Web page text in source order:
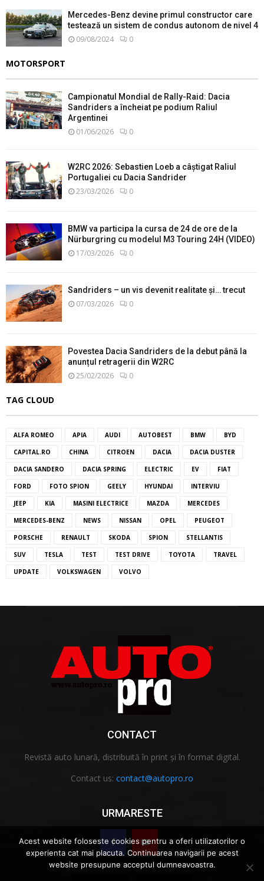
Mercedes-Benz devine primul constructor care
testează un sistem de condus autonom de nivel 4
09/08/2024 0
MOTORSPORT
Campionatul Mondial de Rally-Raid: Dacia
Sandriders a încheiat pe podium Raliul
Argentinei
01/06/2026 0
W2RC 2026: Sebastien Loeb a câștigat Raliul
Portugaliei cu Dacia Sandrider
23/03/2026 0
BMW va participa la cursa de 24 de ore de la
Nürburgring cu modelul M3 Touring 24H (VIDEO)
17/03/2026 0
Sandriders – un vis devenit realitate și… trecut
07/03/2026 0
Povestea Dacia Sandriders de la debut până la
anunțul retragerii din W2RC
25/02/2026 0
TAG CLOUD
ALFA ROMEO APIA AUDI AUTOBEST BMW BYD
CAPITAL.RO CHINA CITROEN DACIA DACIA DUSTER
DACIA SANDERO DACIA SPRING ELECTRIC EV FIAT
FORD FOTO SPION GEELY HYUNDAI INTERVIU
JEEP KIA MASINI ELECTRICE MAZDA MERCEDES
MERCEDES-BENZ NEWS NISSAN OPEL PEUGEOT
PORSCHE RENAULT SKODA SPION STELLANTIS
SUV TESLA TEST TEST DRIVE TOYOTA TRAVEL
UPDATE VOLKSWAGEN VOLVO
CONTACT
Revistă auto lunară, distribuită în print și în format digital.
Contact us: contact@autopro.ro
URMARESTE
Acest website foloseste cookies pentru a oferi utilizatorilor o
experienta cat mai placuta. Continuarea navigarii pe acest
website presupune acceptul dumneavoastra.